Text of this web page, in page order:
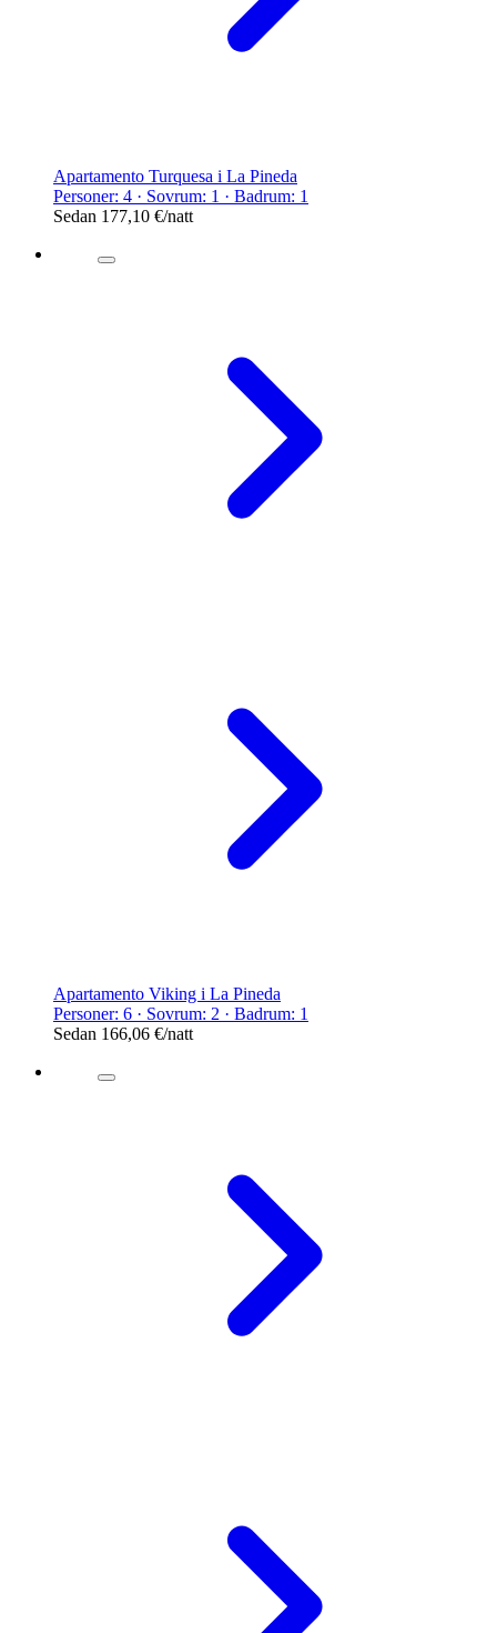
Apartamento Turquesa i La Pineda
Personer: 4 · Sovrum: 1 · Badrum: 1
Sedan 177,10 €/natt
Apartamento Viking i La Pineda
Personer: 6 · Sovrum: 2 · Badrum: 1
Sedan 166,06 €/natt